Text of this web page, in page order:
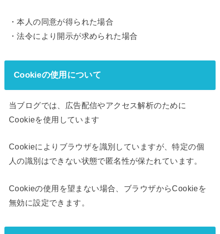
・本人の同意が得られた場合
・法令により開示が求められた場合
Cookieの使用について
当ブログでは、広告配信やアクセス解析のために
Cookieを使用しています
Cookieによりブラウザを識別していますが、特定の個
人の識別はできない状態で匿名性が保たれています。
Cookieの使用を望まない場合、ブラウザからCookieを
無効に設定できます。